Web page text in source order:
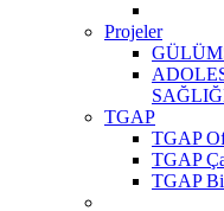
Projeler
TGAP
TGAP
TGAP
TGAP